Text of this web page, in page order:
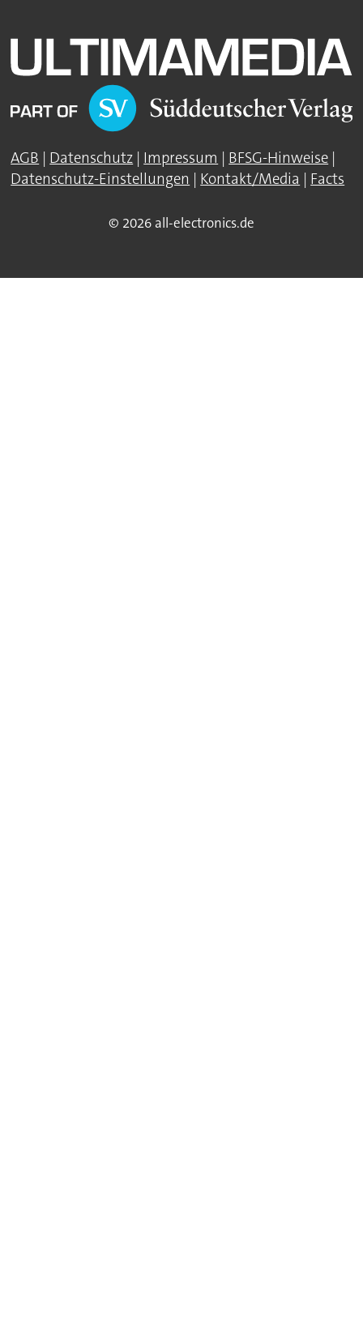
AGB | Datenschutz | Impressum | BFSG-Hinweise |
Datenschutz-Einstellungen | Kontakt/Media | Facts
© 2026 all-electronics.de